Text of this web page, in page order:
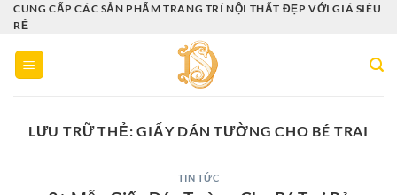
Bỏ
qua
nội
dung
CUNG CẤP CÁC SẢN PHẨM TRANG TRÍ NỘI THẤT ĐẸP VỚI GIÁ SIÊU
RẺ
LƯU TRỮ THẺ:GIẤY DÁN TƯỜNG CHO BÉ TRAI
TIN TỨC